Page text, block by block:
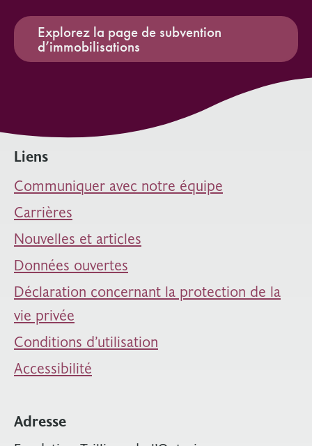
Explorez la page de subvention
d’immobilisations
Liens
Communiquer avec notre équipe
Carrières
Nouvelles et articles
Données ouvertes
Déclaration concernant la protection de la
vie privée
Conditions d’utilisation
Accessibilité
Adresse